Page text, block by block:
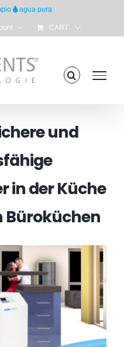
agua pura
CART
und
in der Küche
Büroküchen